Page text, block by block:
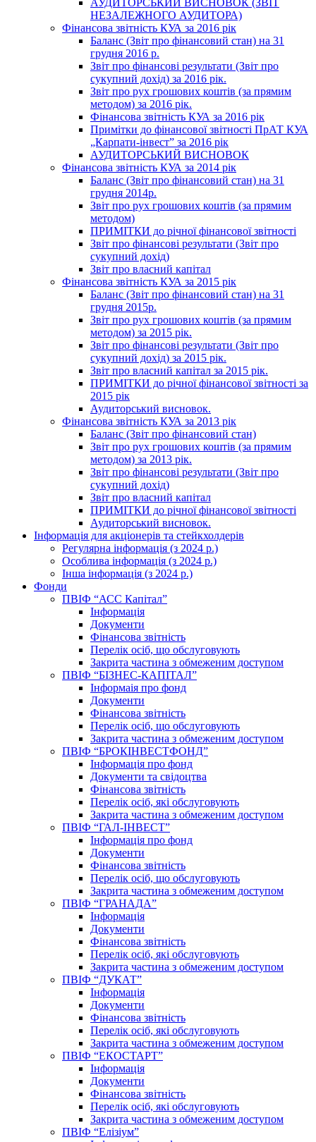
АУДИТОРСЬКИЙ ВИСНОВОК (ЗВІТ
НЕЗАЛЕЖНОГО АУДИТОРА)
Фінансова звітність КУА за 2016 рік
Баланс (Звіт про фінансовий стан) на 31
грудня 2016 р.
Звіт про фінансові результати (Звіт про
сукупний дохід) за 2016 рік.
Звіт про рух грошових коштів (за прямим
методом) за 2016 рік.
Фінансова звітність КУА за 2016 рік
Примітки до фінансової звітності ПрАТ КУА
„Карпати-інвест” за 2016 рік
АУДИТОРСЬКИЙ ВИСНОВОК
Фінансова звітність КУА за 2014 рік
Баланс (Звіт про фінансовий стан) на 31
грудня 2014р.
Звіт про рух грошових коштів (за прямим
методом)
ПРИМІТКИ до річної фінансової звітності
Звіт про фінансові результати (Звіт про
сукупний дохід)
Звіт про власний капітал
Фінансова звітність КУА за 2015 рік
Баланс (Звіт про фінансовий стан) на 31
грудня 2015р.
Звіт про рух грошових коштів (за прямим
методом) за 2015 рік.
Звіт про фінансові результати (Звіт про
сукупний дохід) за 2015 рік.
Звіт про власний капітал за 2015 рік.
ПРИМІТКИ до річної фінансової звітності за
2015 рік
Аудиторський висновок.
Фінансова звітність КУА за 2013 рік
Баланс (Звіт про фінансовий стан)
Звіт про рух грошових коштів (за прямим
методом) за 2013 рік.
Звіт про фінансові результати (Звіт про
сукупний дохід)
Звіт про власний капітал
ПРИМІТКИ до річної фінансової звітності
Аудиторський висновок.
Інформація для акціонерів та стейкхолдерів
Регулярна інформація (з 2024 р.)
Особлива інформація (з 2024 р.)
Інша інформація (з 2024 р.)
Фонди
ПВІФ “АСС Капітал”
Інформація
Документи
Фінансова звітність
Перелік осіб, що обслуговують
Закрита частина з обмеженим доступом
ПВІФ “БІЗНЕС-КАПІТАЛ”
Інформаія про фонд
Документи
Фінансова звітність
Перелік осіб, що обслуговують
Закрита частина з обмеженим доступом
ПВІФ “БРОКІНВЕСТФОНД”
Інформація про фонд
Документи та свідоцтва
Фінансова звітність
Перелік осіб, які обслуговують
Закрита частина з обмеженим доступом
ПВІФ “ГАЛ-ІНВЕСТ”
Інформація про фонд
Документи
Фінансова звітність
Перелік осіб, що обслуговують
Закрита частина з обмеженим доступом
ПВІФ “ГРАНАДА”
Інформація
Документи
Фінансова звітність
Перелік осіб, які обслуговують
Закрита частина з обмеженим доступом
ПВІФ “ДУКАТ”
Інформація
Документи
Фінансова звітність
Перелік осіб, які обслуговують
Закрита частина з обмеженим доступом
ПВІФ “ЕКОСТАРТ”
Інформація
Документи
Фінансова звітність
Перелік осіб, які обслуговують
Закрита частина з обмеженим доступом
ПВІФ “Елізіум”